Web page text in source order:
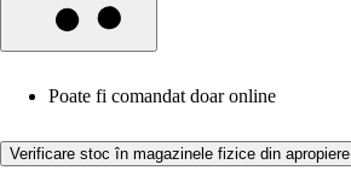
Poate fi comandat doar online
Verificare stoc în magazinele fizice din apropiere